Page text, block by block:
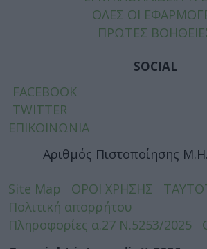
ΟΛΕΣ ΟΙ
ΠΡΩΤΕΣ
SOCIAL
FACEBOOK
TWITTER
ΕΠΙΚΟΙΝΩΝΙΑ
Αριθμός Πιστοποίησης
Site Map ΟΡΟΙ ΧΡΗΣΗΣ
Πολιτική απορρήτου
Πληροφορίες α.27 Ν.5253/2025